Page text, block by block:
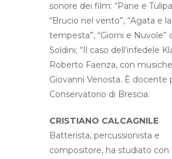
sonore dei film: “Pane e
“Brucio nel vento”, “Agata e la
tempesta”, “Giorni e Nuvole”
Soldini; “Il caso dell’infedele
Roberto Faenza, con
Giovanni Venosta. È docente
Conservatorio di Brescia.
CRISTIANO CALCAGNILE
Batterista, percussionista e
compositore, ha studiato con